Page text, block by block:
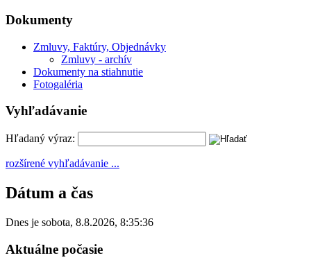
Dokumenty
Zmluvy, Faktúry, Objednávky
Zmluvy - archív
Dokumenty na stiahnutie
Fotogaléria
Vyhľadávanie
Hľadaný výraz:
rozšírené vyhľadávanie ...
Dátum a čas
Dnes je sobota, 8.8.2026, 8:35:36
Aktuálne počasie